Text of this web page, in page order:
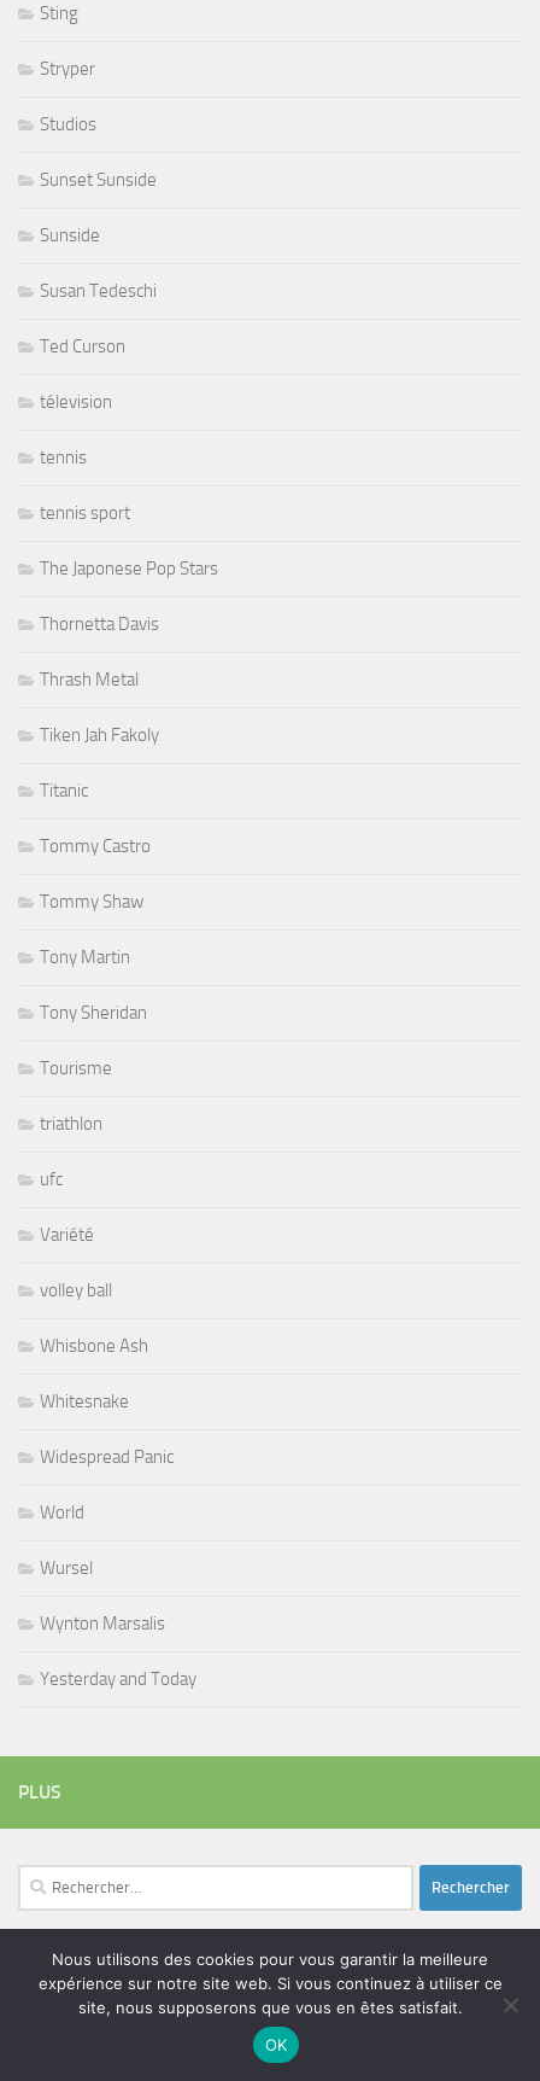
Sting
Stryper
Studios
Sunset Sunside
Sunside
Susan Tedeschi
Ted Curson
télevision
tennis
tennis sport
The Japonese Pop Stars
Thornetta Davis
Thrash Metal
Tiken Jah Fakoly
Titanic
Tommy Castro
Tommy Shaw
Tony Martin
Tony Sheridan
Tourisme
triathlon
ufc
Variété
volley ball
Whisbone Ash
Whitesnake
Widespread Panic
World
Wursel
Wynton Marsalis
Yesterday and Today
PLUS
Rechercher :
ÉTIQUETTES
adam bomb batteurbeatles blues
coltrane
Nous utilisons des cookies pour vous garantir la meilleure
expérience sur notre site web. Si vous continuez à utiliser ce
site, nous supposerons que vous en êtes satisfait.
OK